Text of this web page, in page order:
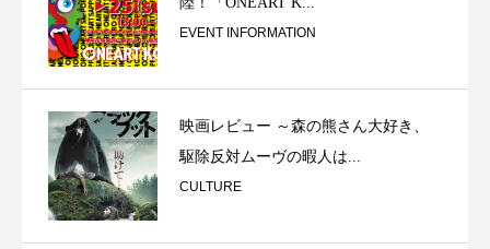
EVENT INFORMATION
映画レビュー ～森の熊さん大好き、
駆除反対ムーヴの暇人は...
CULTURE